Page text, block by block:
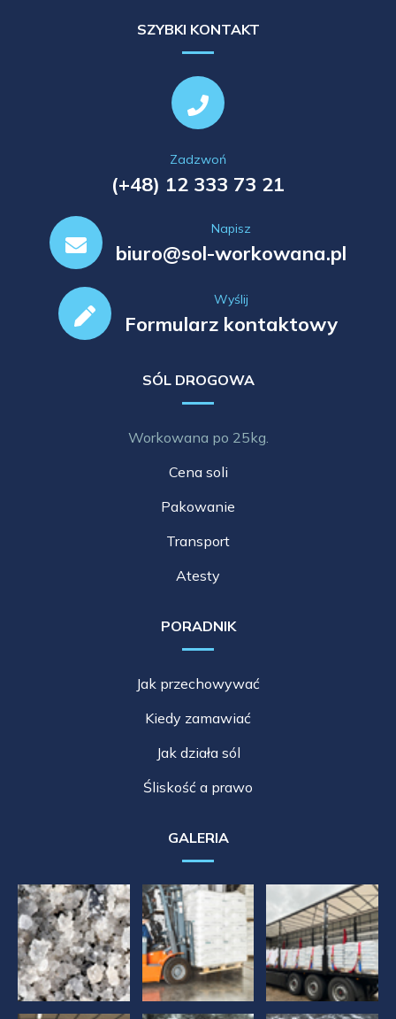
SZYBKI KONTAKT
Zadzwoń
(+48) 12 333 73 21
Napisz
biuro@sol-workowana.pl
Wyślij
Formularz kontaktowy
SÓL DROGOWA
Workowana po 25kg.
Cena soli
Pakowanie
Transport
Atesty
PORADNIK
Jak przechowywać
Kiedy zamawiać
Jak działa sól
Śliskość a prawo
GALERIA